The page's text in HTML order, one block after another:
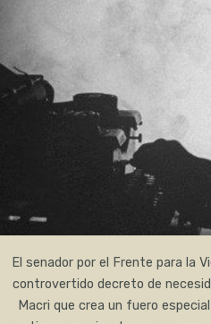
El senador por el Frente para la
controvertido decreto de
Macri que crea un fuero